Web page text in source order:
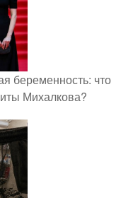
беременность: что
Михалкова?